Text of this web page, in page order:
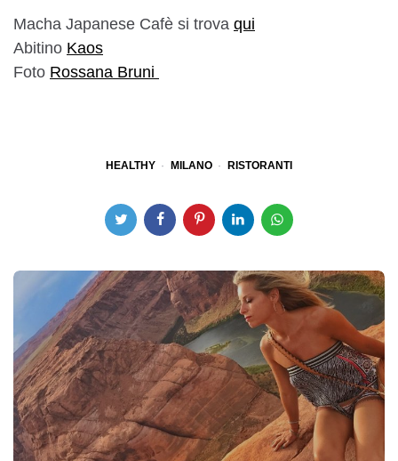
Macha Japanese Cafè si trova qui
Abitino Kaos
Foto Rossana Bruni
HEALTHY MILANO RISTORANTI
Post
navigation